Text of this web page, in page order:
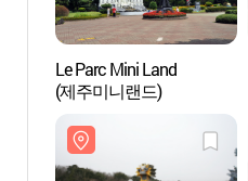
Le Parc Mini Land
(제주미니랜드)